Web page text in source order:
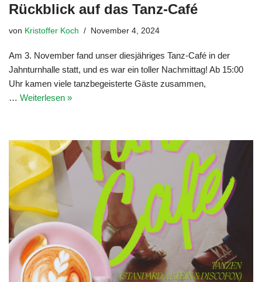
Rückblick auf das Tanz-Café
von Kristoffer Koch November 4, 2024
Am 3. November fand unser diesjähriges Tanz-Café in der
Jahnturnhalle statt, und es war ein toller Nachmittag! Ab 15:00
Uhr kamen viele tanzbegeisterte Gäste zusammen,
… Weiterlesen »